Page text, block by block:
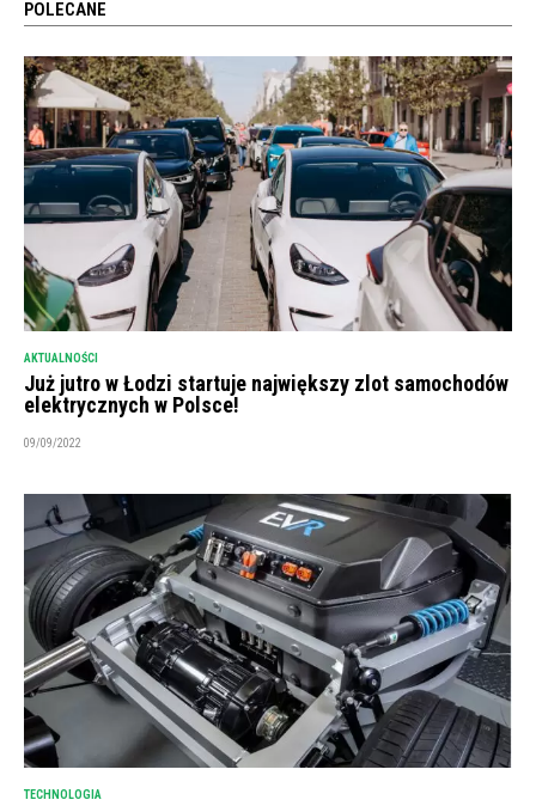
POLECANE
AKTUALNOŚCI
Już jutro w Łodzi startuje największy zlot samochodów
elektrycznych w Polsce!
09/09/2022
TECHNOLOGIA